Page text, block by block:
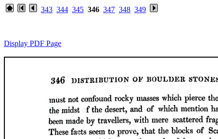
343 344 345 346 347 348 349
Display PDF Page